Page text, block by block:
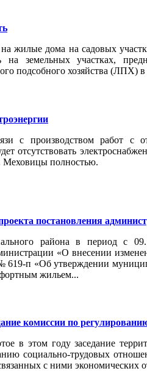
жилые дома на садовых
земельных участках,
подсобного хозяйства (ЛПХ) в
с производством работ с
отсутствовать
полностью.
постановления
района в период с
«О внесении
619-п «Об утверждении
жильем...
комиссии по
в этом году заседание
социально-трудовых
с ними экономических